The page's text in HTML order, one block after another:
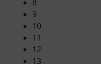
8
9
10
11
12
13